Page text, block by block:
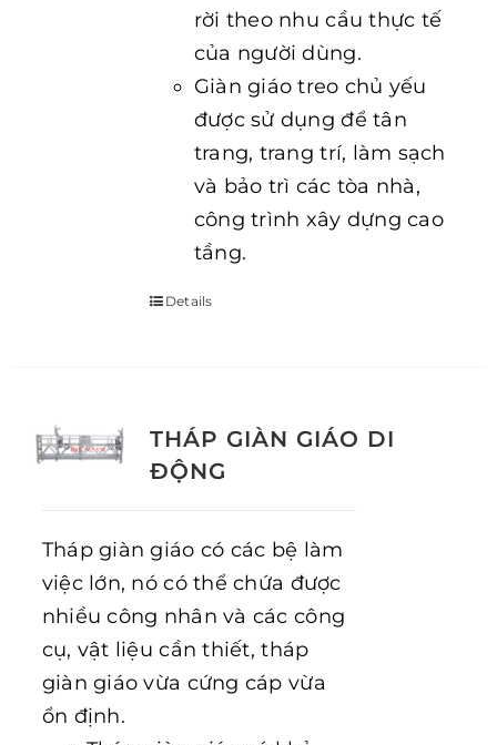
rời theo nhu cầu thực tế
của người dùng.
Giàn giáo treo chủ yếu
được sử dụng để tân
trang, trang trí, làm sạch
và bảo trì các tòa nhà,
công trình xây dựng cao
tầng.
Details
THÁP GIÀN GIÁO DI
ĐỘNG
Tháp giàn giáo có các bệ làm
việc lớn, nó có thể chứa được
nhiều công nhân và các công
cụ, vật liệu cần thiết, tháp
giàn giáo vừa cứng cáp vừa
ổn định.